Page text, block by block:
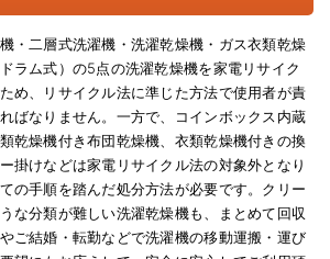
・二層式洗濯機・洗濯乾燥機・ガス衣類乾燥
ラム式）の5点の洗濯乾燥機を家電リサイク
め、リサイクル法に準じた方法で使用者が責
ばなりません。一方で、コインボックス内蔵
乾燥機付き布団乾燥機、衣類乾燥機付きの換
掛けなどは家電リサイクル法の対象外となり
の手順を踏んだ処分方法が必要です。クリー
な分類が難しい洗濯乾燥機も、まとめて回収
ご結婚・転勤などで洗濯機の移動運搬・運び